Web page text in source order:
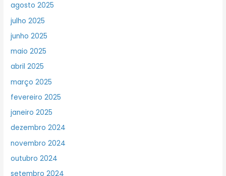
agosto 2025
julho 2025
junho 2025
maio 2025
abril 2025
março 2025
fevereiro 2025
janeiro 2025
dezembro 2024
novembro 2024
outubro 2024
setembro 2024